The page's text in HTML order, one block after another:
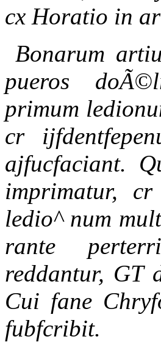
cx Horatio in
Bonarum
pueros
primum
cr
ajfucfaciant.
imprimatur,
ledio^ num
rante
reddantur, GT
Cui fane
fubfcribit.